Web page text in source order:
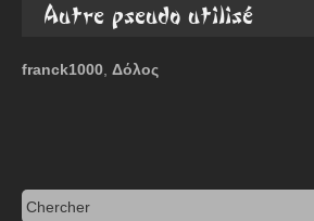
Autre pseudo utilisé
franck1000 Δόλος